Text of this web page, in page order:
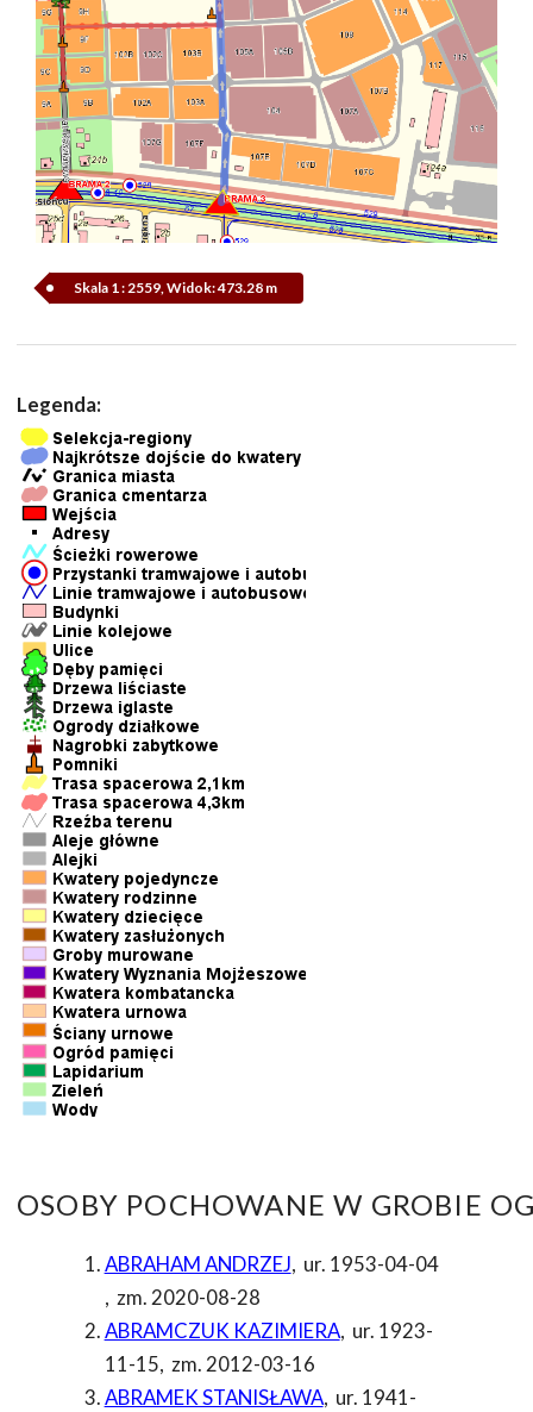
Skala 1 : 2559, Widok: 473.28 m
Legenda:
OSOBY POCHOWANE W GROBIE
ABRAHAM ANDRZEJ, ur. 1953-04-04
, zm. 2020-08-28
ABRAMCZUK KAZIMIERA, ur. 1923-
11-15, zm. 2012-03-16
ABRAMEK STANISŁAWA, ur. 1941-